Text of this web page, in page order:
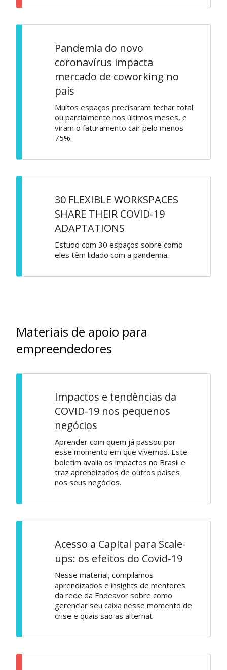
Pandemia do novo
coronavírus impacta
mercado de coworking no
país
Muitos espaços precisaram fechar total
ou parcialmente nos últimos meses, e
viram o faturamento cair pelo menos
75%.
30 FLEXIBLE WORKSPACES
SHARE THEIR COVID-19
ADAPTATIONS
Estudo com 30 espaços sobre como
eles têm lidado com a pandemia.
Materiais de apoio para
empreendedores
Impactos e tendências da
COVID-19 nos pequenos
negócios
Aprender com quem já passou por
esse momento em que vivemos. Este
boletim avalia os impactos no Brasil e
traz aprendizados de outros países
nos seus negócios.
Acesso a Capital para Scale-
ups: os efeitos do Covid-19
Nesse material, compilamos
aprendizados e insights de mentores
da rede da Endeavor sobre como
gerenciar seu caixa nesse momento de
crise e quais são as alternat